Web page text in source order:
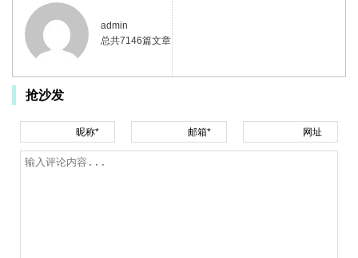
admin
总共7146篇文章
抢沙发
昵称* 邮箱* 网址